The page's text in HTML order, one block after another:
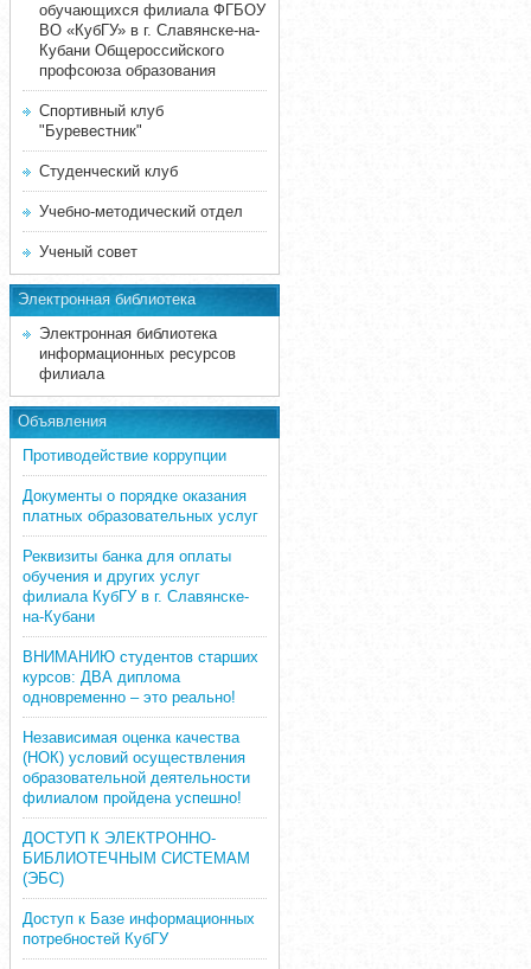
обучающихся филиала ФГБОУ
ВО «КубГУ» в г. Славянске-на-
Кубани Общероссийского
профсоюза образования
Спортивный клуб
"Буревестник"
Студенческий клуб
Учебно-методический отдел
Ученый совет
Электронная библиотека
Электронная библиотека
информационных ресурсов
филиала
Объявления
Противодействие коррупции
Документы о порядке оказания
платных образовательных услуг
Реквизиты банка для оплаты
обучения и других услуг
филиала КубГУ в г. Славянске-
на-Кубани
ВНИМАНИЮ студентов старших
курсов: ДВА диплома
одновременно – это реально!
Независимая оценка качества
(НОК) условий осуществления
образовательной деятельности
филиалом пройдена успешно!
ДОСТУП К ЭЛЕКТРОННО-
БИБЛИОТЕЧНЫМ СИСТЕМАМ
(ЭБС)
Доступ к Базе информационных
потребностей КубГУ